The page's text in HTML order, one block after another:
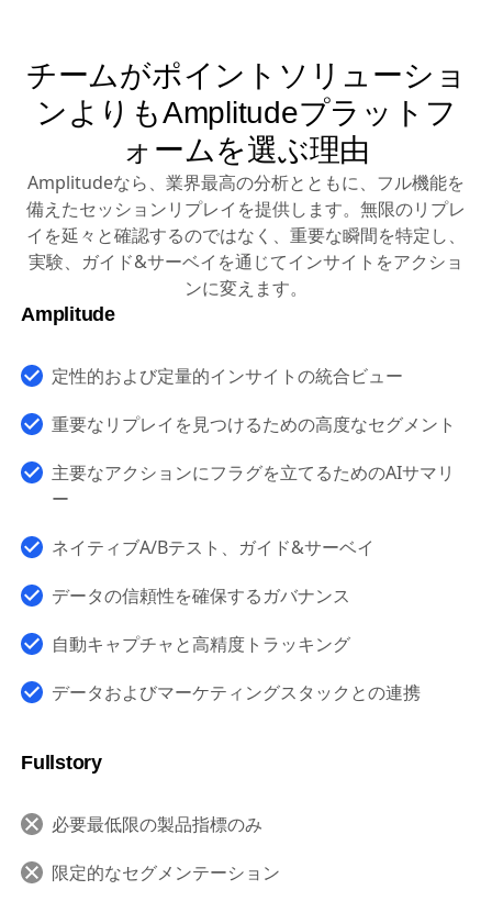
チームがポイントソリューショ
ンよりもAmplitudeプラットフ
ォームを選ぶ理由
Amplitudeなら、業界最高の分析とともに、フル機能を
備えたセッションリプレイを提供します。無限のリプレ
イを延々と確認するのではなく、重要な瞬間を特定し、
実験、ガイド&サーベイを通じてインサイトをアクショ
ンに変えます。
Amplitude
定性的および定量的インサイトの統合ビュー
重要なリプレイを見つけるための高度なセグメント
主要なアクションにフラグを立てるためのAIサマリ
ー
ネイティブA/Bテスト、ガイド&サーベイ
データの信頼性を確保するガバナンス
自動キャプチャと高精度トラッキング
データおよびマーケティングスタックとの連携
Fullstory
必要最低限の製品指標のみ
限定的なセグメンテーション